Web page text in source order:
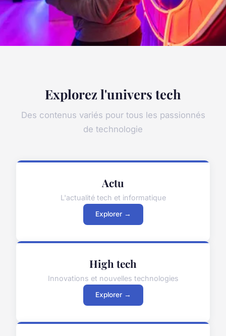
Explorez l'univers tech
Des contenus variés pour tous les passionnés
de technologie
Actu
L'actualité tech et informatique
Explorer →
High tech
Innovations et nouvelles technologies
Explorer →